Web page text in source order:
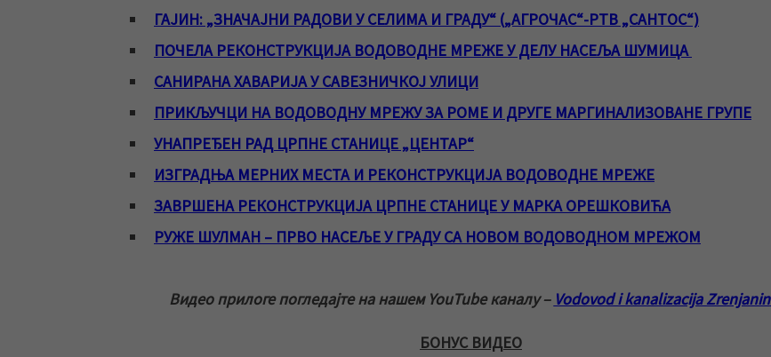
ГАЈИН: „ЗНАЧАЈНИ РАДОВИ У СЕЛИМА И ГРАДУ“ („АГРОЧАС“-РТВ „САНТОС“)
ПОЧЕЛА РЕКОНСТРУКЦИЈА ВОДОВОДНЕ МРЕЖЕ У ДЕЛУ НАСЕЉА ШУМИЦА
САНИРАНА ХАВАРИЈА У САВЕЗНИЧКОЈ УЛИЦИ
ПРИКЉУЧЦИ НА ВОДОВОДНУ МРЕЖУ ЗА РОМЕ И ДРУГЕ МАРГИНАЛИЗОВАНЕ ГРУПЕ
УНАПРЕЂЕН РАД ЦРПНЕ СТАНИЦЕ „ЦЕНТАР“
ИЗГРАДЊА МЕРНИХ МЕСТА И РЕКОНСТРУКЦИЈА ВОДОВОДНЕ МРЕЖЕ
ЗАВРШЕНА РЕКОНСТРУКЦИЈА ЦРПНЕ СТАНИЦЕ У МАРКА ОРЕШКОВИЋА
РУЖЕ ШУЛМАН – ПРВО НАСЕЉЕ У ГРАДУ СА НОВОМ ВОДОВОДНОМ МРЕЖОМ
Видео прилоге погледајте на нашем YouTube каналу – Vodovod i kanalizacija Zrenjanin
БОНУС ВИДЕО